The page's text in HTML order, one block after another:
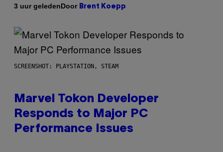
3 uur geledenDoor Brent Koepp
SCREENSHOT: PLAYSTATION, STEAM
Marvel Tokon Developer
Responds to Major PC
Performance Issues